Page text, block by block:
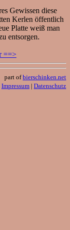
Gewissen diese
Kerlen öffentlich
Platte weiß man
entsorgen.
==>
part ofbierschinken.net
Impressum | Datenschutz